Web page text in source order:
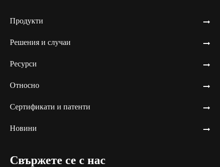
Продукти
Решения и случаи
Ресурси
Относно
Сертификати и патенти
Новини
Свържете се с нас